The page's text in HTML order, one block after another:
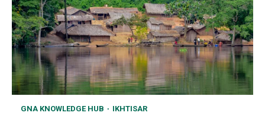
GNA KNOWLEDGE HUB IKHTISAR